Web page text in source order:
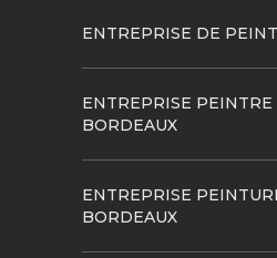
ENTREPRISE DE
ENTREPRISE
BORDEAUX
ENTREPRISE
BORDEAUX